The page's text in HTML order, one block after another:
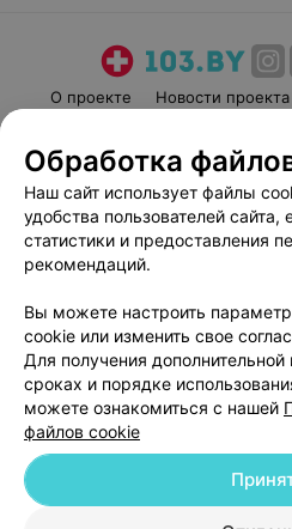
О проекте Новости проекта
Пользовательское
Вакансии
Написать
Обработка
© 2026 ООО «Артокс Лаб», УНП
г. Минск, улица Толбухина,
Обработка
Наш сайт использует файлы
удобства пользователей сайта,
статистики и предоставления
рекомендаций.
Вы можете настроить
cookie или изменить свое
Для получения
сроках и порядке
можете ознакомиться с нашей
файлов cookie